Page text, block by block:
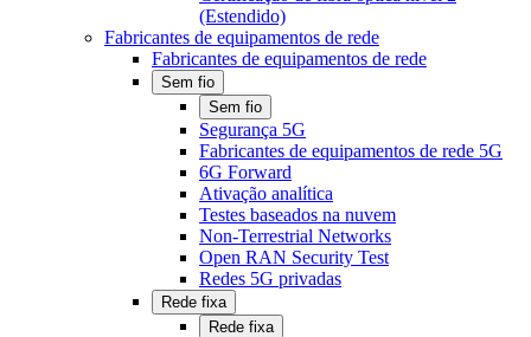
(Estendido)
Fabricantes de equipamentos de rede
Fabricantes de equipamentos de rede
Sem fio
Sem fio
Segurança 5G
Fabricantes de equipamentos de rede 5G
6G Forward
Ativação analítica
Testes baseados na nuvem
Non-Terrestrial Networks
Open RAN Security Test
Redes 5G privadas
Rede fixa
Rede fixa